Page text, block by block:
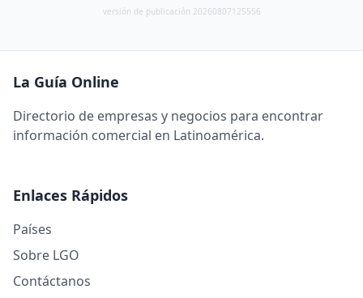
versión de publicación 20260807125556
La Guía Online
Directorio de empresas y negocios para encontrar
información comercial en Latinoamérica.
Enlaces Rápidos
Países
Sobre LGO
Contáctanos